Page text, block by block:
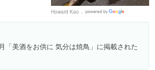
Howard Kao
Places
「美酒をお供に 気分は焼鳥」に掲載された